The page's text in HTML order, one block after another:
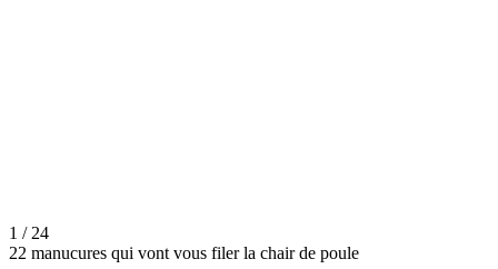
1 / 24
22 manucures qui vont vous filer la chair de poule